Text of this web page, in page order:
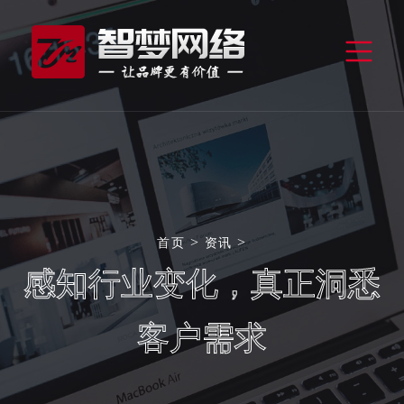
首页 > 资讯 >
感知行业变化，真正洞悉
客户需求